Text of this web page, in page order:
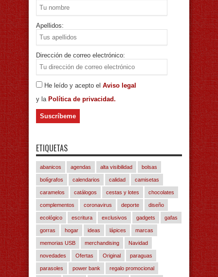
Apellidos:
Dirección de correo electrónico:
He leído y acepto el Aviso legal
y la Política de privacidad.
ETIQUETAS
abanicos agendas alta visibilidad bolsas
bolígrafos calendarios calidad camisetas
caramelos catálogos cestas y lotes chocolates
complementos coronavirus deporte diseño
ecológico escritura exclusivos gadgets gafas
gorras hogar ideas lápices marcas
memorias USB merchandising Navidad
novedades Ofertas Original paraguas
parasoles power bank regalo promocional